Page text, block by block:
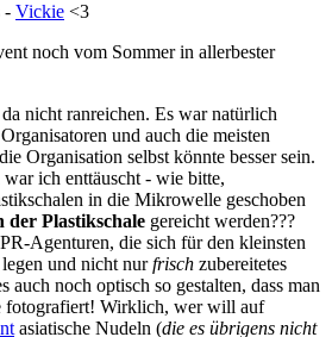
- Vickie <3
noch vom Sommer in allerbester
nicht ranreichen. Es war natürlich
und auch die meisten
Organisation selbst könnte besser sein.
ich enttäuscht - wie bitte,
in die Mikrowelle geschoben
der Plastikschale gereicht werden???
Agenturen, die sich für den kleinsten
und nicht nurfrisch zubereitetes
auch noch optisch so gestalten, dass man
fotografiert! Wirklich, wer will auf
asiatische Nudeln (die es übrigens nicht